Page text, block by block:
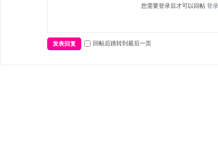
您需要登录后才可以回帖 登录
发表回复 回帖后跳转到最后一页